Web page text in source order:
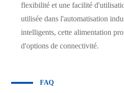
flexibilité et une facilité
utilisée dans l'automatisation
intelligents, cette alimentation
d'options de connectivité.
FAQ